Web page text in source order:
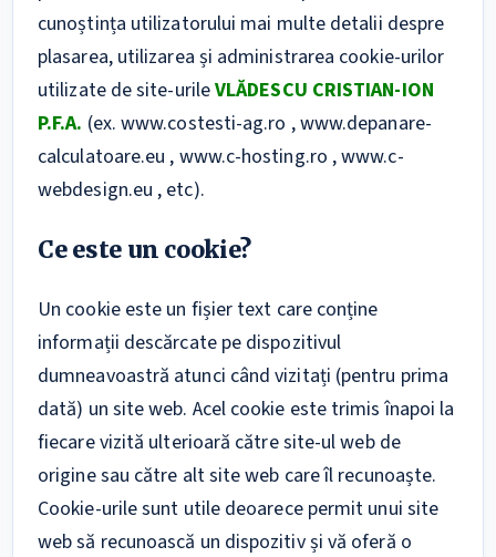
cunoștința utilizatorului mai multe detalii despre
plasarea, utilizarea și administrarea cookie-urilor
utilizate de site-urileVLĂDESCU CRISTIAN-ION
P.F.A. (ex. www.costesti-ag.ro , www.depanare-
calculatoare.eu , www.c-hosting.ro , www.c-
webdesign.eu , etc).
Ce este un cookie?
Un cookie este un fișier text care conține
informații descărcate pe dispozitivul
dumneavoastră atunci când vizitați (pentru prima
dată) un site web. Acel cookie este trimis înapoi la
fiecare vizită ulterioară către site-ul web de
origine sau către alt site web care îl recunoaște.
Cookie-urile sunt utile deoarece permit unui site
web să recunoască un dispozitiv și vă oferă o